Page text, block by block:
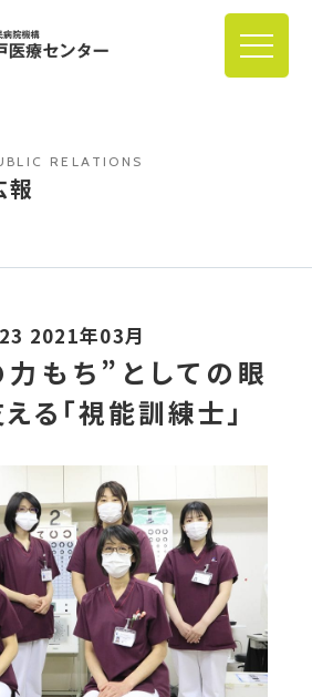
RELATIONS
報
2021年03月
もち”としての眼
る「視能訓練士」